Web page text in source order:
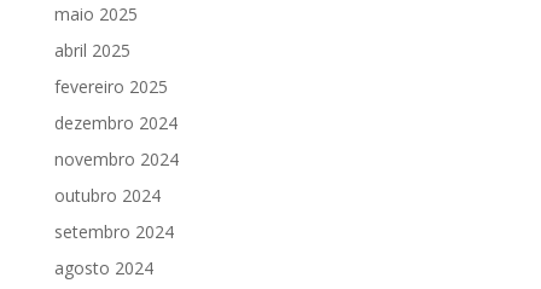
maio 2025
abril 2025
fevereiro 2025
dezembro 2024
novembro 2024
outubro 2024
setembro 2024
agosto 2024